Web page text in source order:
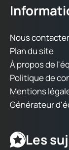
Nous contacter
Plan du site
À propos de
Politique de
Mentions
Générateur
Les